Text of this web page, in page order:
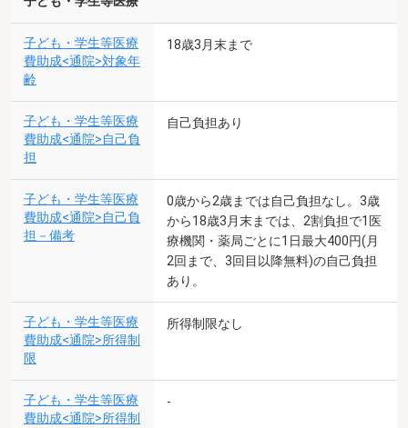
子ども・学生等医療
費助成<通院>対象年
齢
18歳3月末まで
子ども・学生等医療
費助成<通院>自己負
担
自己負担あり
子ども・学生等医療
費助成<通院>自己負
担－備考
0歳から2歳までは自己負担なし。3歳
から18歳3月末までは、2割負担で1医
療機関・薬局ごとに1日最大400円(月
2回まで、3回目以降無料)の自己負担
あり。
子ども・学生等医療
費助成<通院>所得制
限
所得制限なし
子ども・学生等医療
費助成<通院>所得制
-